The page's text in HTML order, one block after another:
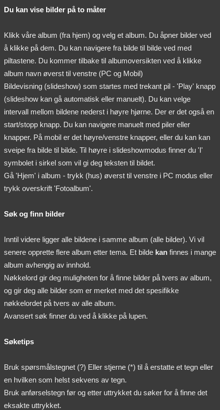
Du kan vise bilder på to måter
Klikk våre album (fra hjem) og velg et album. Du åpner bilder ved
å klikke på dem. Du kan navigere fra bilde til bilde ved med
piltastene. Du kommer tilbake til albumoversikten ved å klikke
album navn øverst til venstre (PC og Mobil)
Bildevisning (slideshow) som startes med trekant pil - 'Play' knapp
(slideshow kan gå automatisk eller manuelt). Du kan velge
intervall mellom bildene nederst i høyre hjørne. Der er det også en
start/stopp knapp. Du kan navigere manuelt med piler eller
knapper. På mobil er det høyre/venstre knapper, eller du kan kan
sveipe fra bilde til bilde. Til høyre i slideshowmodus finner du 'I'
symbolet i sirkel som vil gi deg teksten til bildet.
Gå 'Hjem' i album - trykk (hus) øverst til venstre i PC modus eller
trykk overskrift 'Fotoalbum'.
Søk og finn bilder
Inntil videre ligger alle bildene i samme album (alle bilder). Vi vil
senere opprette flere album etter tema. Et bilde kan finnes i mange
album avhengig av innhold.
Nøkkelord gir deg muligheten for å finne bilder på tvers av album,
og gir deg alle bilder som er merket med det spesifikke
nøkkelordet på tvers av alle album.
Avansert søk finner du ved å klikke på lupen.
Søketips
Bruk spørsmålstegnet (?) Eller stjerne (*) til å erstatte et tegn eller
en hvilken som helst sekvens av tegn.
Bruk anførselstegn før og etter uttrykket du søker for å finne det
eksakte uttrykket.